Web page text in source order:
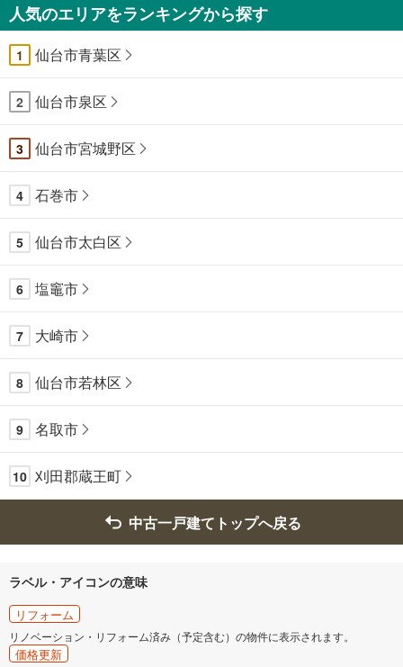
人気のエリアをランキングから探す
1 仙台市青葉区
2 仙台市泉区
3 仙台市宮城野区
4 石巻市
5 仙台市太白区
6 塩竈市
7 大崎市
8 仙台市若林区
9 名取市
10 刈田郡蔵王町
中古一戸建てトップへ戻る
ラベル・アイコンの意味
リフォーム
リノベーション・リフォーム済み（予定含む）の物件に表示されます。
価格更新